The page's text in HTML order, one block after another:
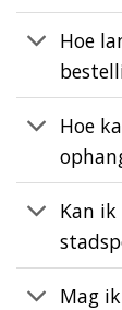
Hoe
Hoe
Kan
Mag